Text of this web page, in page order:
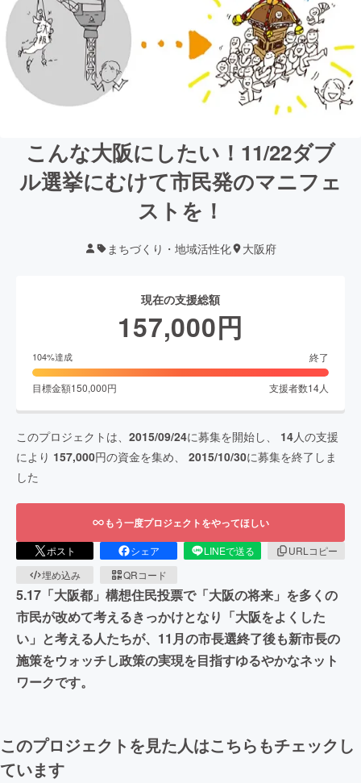
こんな大阪にしたい！11/22ダブ
ル選挙にむけて市民発のマニフェ
ストを！
まちづくり・地域活性化 大阪府
現在の支援総額
157,000円
104%達成 終了
目標金額150,000円 支援者数14人
このプロジェクトは、 2015/09/24に募集を開始し、 14人の支援
により 157,000円の資金を集め、 2015/10/30に募集を終了しま
した
もう一度プロジェクトをやってほしい
ポスト シェア LINEで送る
URLコピー
埋め込み
QRコード
5.17「大阪都」構想住民投票で「大阪の将来」を多くの
市民が改めて考えるきっかけとなり「大阪をよくした
い」と考える人たちが、11月の市長選終了後も新市長の
施策をウォッチし政策の実現を目指すゆるやかなネット
ワークです。
このプロジェクトを見た人はこちらもチェックし
ています